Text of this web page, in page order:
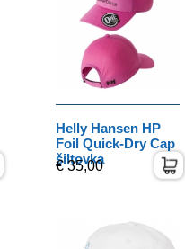
Helly Hansen HP
Foil Quick-Dry Cap
šiltovka
€ 35,00